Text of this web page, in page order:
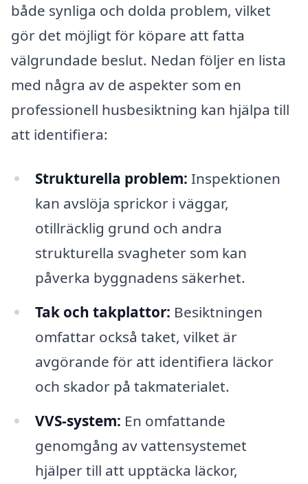
både synliga och dolda problem, vilket
gör det möjligt för köpare att fatta
välgrundade beslut. Nedan följer en lista
med några av de aspekter som en
professionell husbesiktning kan hjälpa till
att identifiera:
Strukturella problem: Inspektionen
kan avslöja sprickor i väggar,
otillräcklig grund och andra
strukturella svagheter som kan
påverka byggnadens säkerhet.
Tak och takplattor: Besiktningen
omfattar också taket, vilket är
avgörande för att identifiera läckor
och skador på takmaterialet.
VVS-system: En omfattande
genomgång av vattensystemet
hjälper till att upptäcka läckor,